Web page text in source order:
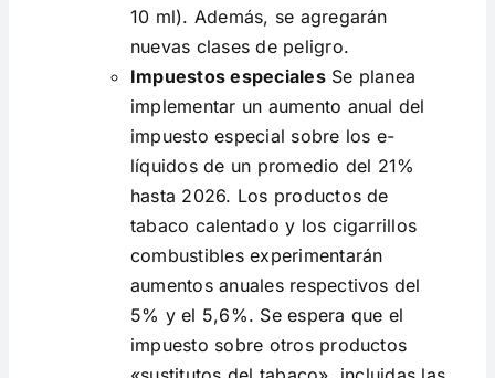
10 ml). Además, se agregarán
nuevas clases de peligro.
Impuestos especialesSe planea
implementar un aumento anual del
impuesto especial sobre los e-
líquidos de un promedio del 21%
hasta 2026. Los productos de
tabaco calentado y los cigarrillos
combustibles experimentarán
aumentos anuales respectivos del
5% y el 5,6%. Se espera que el
impuesto sobre otros productos